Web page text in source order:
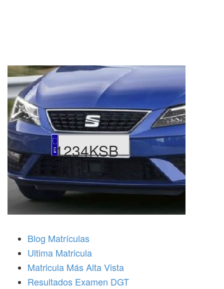
1234KSB
Blog Matrículas
Ultima Matricula
Matricula Más Alta Vista
Resultados Examen DGT